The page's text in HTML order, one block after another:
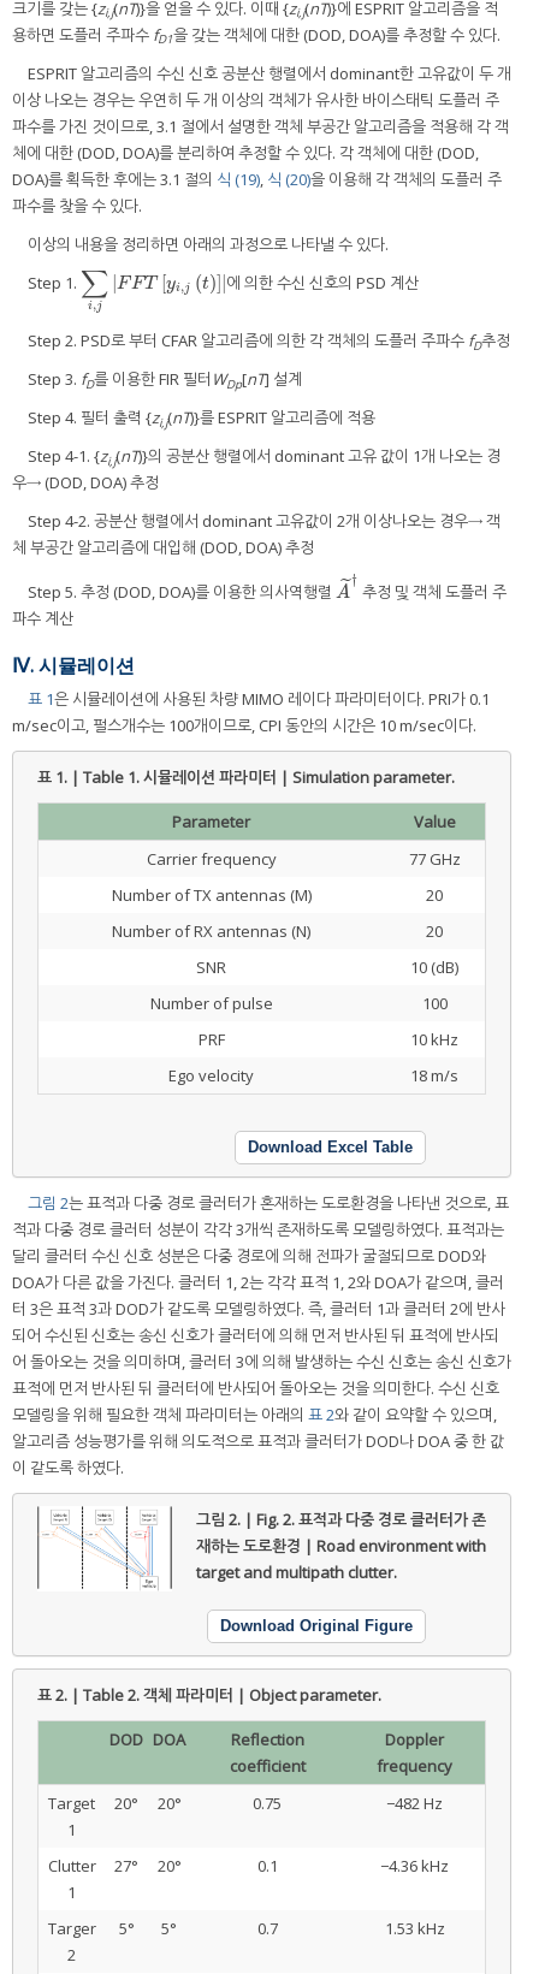
크기를 갖는 {zi,j(nT)}을 얻을 수 있다. 이때 {zi,j(nT)}에 ESPRIT 알고리즘을 적
용하면 도플러 주파수 fD1을 갖는 객체에 대한 (DOD, DOA)를 추정할 수 있다.
ESPRIT 알고리즘의 수신 신호 공분산 행렬에서 dominant한 고유값이 두 개
이상 나오는 경우는 우연히 두 개 이상의 객체가 유사한 바이스태틱 도플러 주
파수를 가진 것이므로, 3.1 절에서 설명한 객체 부공간 알고리즘을 적용해 각 객
체에 대한 (DOD, DOA)를 분리하여 추정할 수 있다. 각 객체에 대한 (DOD,
DOA)를 획득한 후에는 3.1 절의 식 (19), 식 (20)을 이용해 각 객체의 도플러 주
파수를 찾을 수 있다.
이상의 내용을 정리하면 아래의 과정으로 나타낼 수 있다.
Step 1. ∑
i,j
|FFT [yi,j (t)]|
∑i, | FT[yi,j( )]| 에 의한 수신 신호의 PSD 계산
Step 2. PSD로 부터 CFAR 알고리즘에 의한 각 객체의 도플러 주파수 fD추정
Step 3. fD를 이용한 FIR 필터 WDp[nT] 설계
Step 4. 필터 출력 {zi,j(nT)}를 ESPRIT 알고리즘에 적용
Step 4-1. {zi,j(nT)}의 공분산 행렬에서 dominant 고유 값이 1개 나오는 경
우→ (DOD, DOA) 추정
Step 4-2. 공분산 행렬에서 dominant 고유값이 2개 이상나오는 경우→ 객
체 부공간 알고리즘에 대입해 (DOD, DOA) 추정
Step 5. 추정 (DOD, DOA)를 이용한 의사역행렬 A
˜†
A˜† 추정 및 객체 도플러 주
파수 계산
Ⅳ. 시뮬레이션
표 1은 시뮬레이션에 사용된 차량 MIMO 레이다 파라미터이다. PRI가 0.1
m/sec이고, 펄스개수는 100개이므로, CPI 동안의 시간은 10 m/sec이다.
표 1. | Table 1.시뮬레이션 파라미터 | Simulation parameter.
Parameter
Value
Carrier frequency
77 GHz
Number of TX antennas (M)
20
Number of RX antennas (N)
20
SNR
10 (dB)
Number of pulse
100
PRF
10 kHz
Ego velocity
18 m/s
Download Excel Table
그림 2는 표적과 다중 경로 클러터가 혼재하는 도로환경을 나타낸 것으로, 표
적과 다중 경로 클러터 성분이 각각 3개씩 존재하도록 모델링하였다. 표적과는
달리 클러터 수신 신호 성분은 다중 경로에 의해 전파가 굴절되므로 DOD와
DOA가 다른 값을 가진다. 클러터 1, 2는 각각 표적 1, 2와 DOA가 같으며, 클러
터 3은 표적 3과 DOD가 같도록 모델링하였다. 즉, 클러터 1과 클러터 2에 반사
되어 수신된 신호는 송신 신호가 클러터에 의해 먼저 반사된 뒤 표적에 반사되
어 돌아오는 것을 의미하며, 클러터 3에 의해 발생하는 수신 신호는 송신 신호가
표적에 먼저 반사된 뒤 클러터에 반사되어 돌아오는 것을 의미한다. 수신 신호
모델링을 위해 필요한 객체 파라미터는 아래의 표 2와 같이 요약할 수 있으며,
알고리즘 성능평가를 위해 의도적으로 표적과 클러터가 DOD나 DOA 중 한 값
이 같도록 하였다.
그림 2. | Fig. 2.표적과 다중 경로 클러터가 존
재하는 도로환경 | Road environment with
target and multipath clutter.
Download Original Figure
표 2. | Table 2.객체 파라미터 | Object parameter.
DOD DOA
Reflection
coefficient
Doppler
frequency
Target
1
20° 20° 0.75 −482 Hz
Clutter
1
27° 20° 0.1 −4.36 kHz
Targer
2
5° 5° 0.7 1.53 kHz